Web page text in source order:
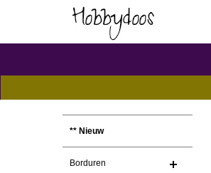
** Nieuw
Borduren